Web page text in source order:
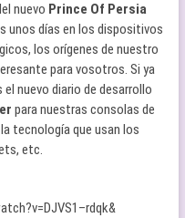
nuevo Prince Of Persia
unos días en los dispositivos
los orígenes de nuestro
para vosotros. Si ya
nuevo diario de desarrollo
para nuestras consolas de
tecnología que usan los
etc.